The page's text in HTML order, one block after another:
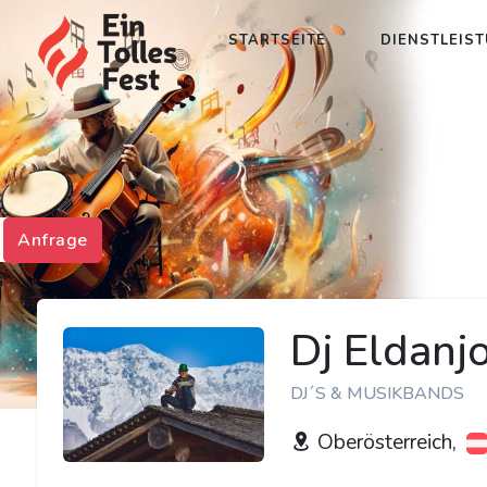
STARTSEITE
Dj
DJ´S & MUSIKBANDS
Oberösterreich,
Anfrage